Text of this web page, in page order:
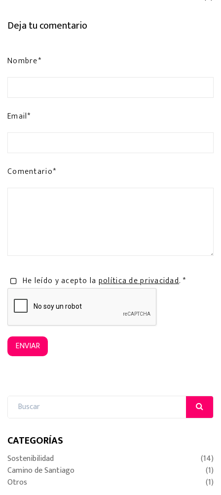
Deja tu comentario
Nombre*
Email*
Comentario*
He leído y acepto la política de privacidad. *
ENVIAR
CATEGORÍAS
Sostenibilidad
(14)
Camino de Santiago
(1)
Otros
(1)